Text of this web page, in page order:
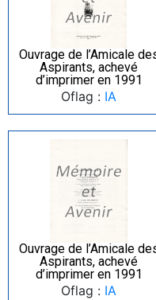
Ouvrage de l’Amicale
Aspirants, achevé
d’imprimer en 1991
Oflag : IA
Ouvrage de l’Amicale
Aspirants, achevé
d’imprimer en 1991
Oflag : IA